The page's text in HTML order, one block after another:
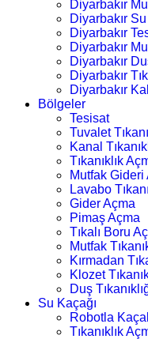
Diyarbakır
Diyarbakır
Diyarbakır
Diyarbakır
Diyarbakır
Diyarbakır
Diyarbakır
Bölgeler
Tesisat
Tuvalet
Kanal
Tıkanıklık
Mutfak Gideri
Lavabo
Gider Açma
Pimaş Açma
Tıkalı Boru
Mutfak
Kırmadan
Klozet
Duş
Su Kaçağı
Robotla
Tıkanıklık